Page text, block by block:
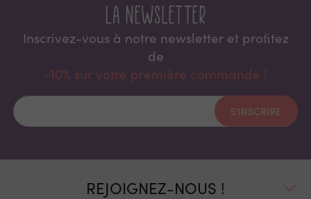
La newsletter
Inscrivez-vous à notre newsletter et proﬁtez
de
-10% sur votre première commande !
S'INSCRIRE
REJOIGNEZ-NOUS !